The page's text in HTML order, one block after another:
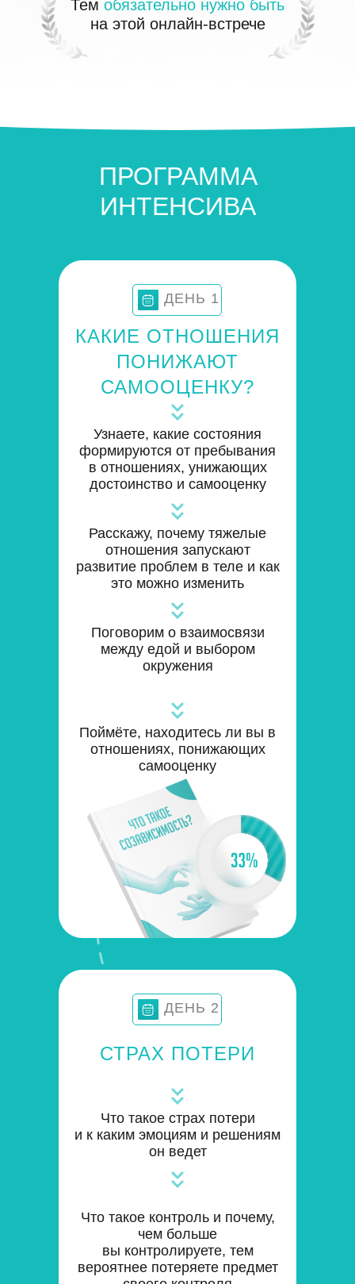
Тем обязательно нужно быть
на этой онлайн-встрече
ПРОГРАММА
ИНТЕНСИВА
Узнаете, какие состояния
формируются от пребывания
в отношениях, унижающих
достоинство и самооценку
КАКИЕ ОТНОШЕНИЯ
ПОНИЖАЮТ
САМООЦЕНКУ?
ДЕНЬ 1
Расскажу, почему тяжелые
отношения запускают
развитие проблем в теле и как
это можно изменить
Поговорим о взаимосвязи
между едой и выбором
окружения
Поймёте, находитесь ли вы в
отношениях, понижающих
самооценку
Что такое страх потери
и к каким эмоциям и решениям
он ведет
СТРАХ ПОТЕРИ
ДЕНЬ 2
Что такое контроль и почему,
чем больше
вы контролируете, тем
вероятнее потеряете предмет